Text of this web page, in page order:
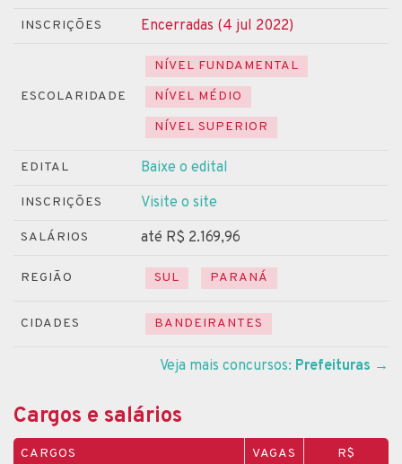
INSCRIÇÕES Encerradas (4 jul 2022)
ESCOLARIDADE
NÍVEL FUNDAMENTAL
NÍVEL MÉDIO
NÍVEL SUPERIOR
EDITAL Baixe o edital
INSCRIÇÕES Visite o site
SALÁRIOS até R$ 2.169,96
REGIÃO SUL PARANÁ
CIDADES BANDEIRANTES
Veja mais concursos: Prefeituras →
Cargos e salários
CARGOS VAGAS R$